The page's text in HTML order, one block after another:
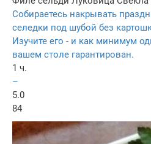
Собираетесь накрывать
селедки под шубой без
Изучите его - и как минимум
вашем столе гарантирован.
1 ч.
–
5.0
84